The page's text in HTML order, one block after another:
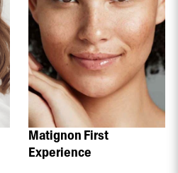
Matignon First
Experience